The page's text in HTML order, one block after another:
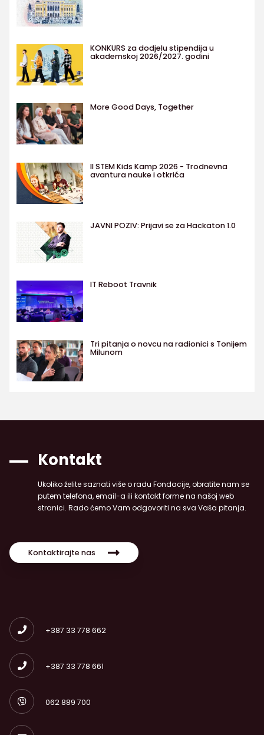
KONKURS za dodjelu stipendija u
akademskoj 2026/2027. godini
More Good Days, Together
II STEM Kids Kamp 2026 - Trodnevna
avantura nauke i otkrića
JAVNI POZIV: Prijavi se za Hackaton 1.0
IT Reboot Travnik
Tri pitanja o novcu na radionici s Tonijem
Milunom
Kontakt
Ukoliko želite saznati više o radu Fondacije, obratite nam se
putem telefona, email-a ili kontakt forme na našoj web
stranici. Rado ćemo Vam odgovoriti na sva Vaša pitanja.
Kontaktirajte nas
+387 33 778 662
+387 33 778 661
062 889 700